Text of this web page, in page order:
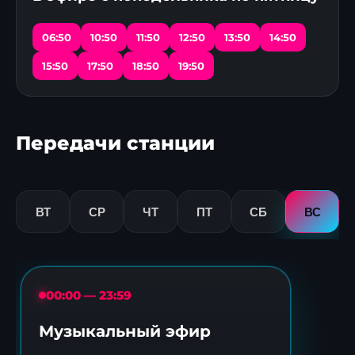
06:50 10:50 11:50 12:50 13:50 14:50
15:50 17:50 18:50 19:50
Передачи станции
ВТ СР ЧТ ПТ СБ ВС
00:00 — 23:59
Музыкальный эфир